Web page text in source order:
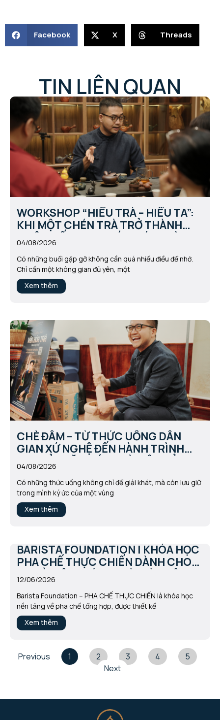
Facebook X Threads
TIN LIÊN QUAN
WORKSHOP “HIỂU TRÀ – HIỂU TA”:
KHI MỘT CHÉN TRÀ TRỞ THÀNH
CUỘC ĐỐI THOẠI VỚI CHÍNH MÌNH
04/08/2026
Có những buổi gặp gỡ không cần quá nhiều điều để nhớ.
Chỉ cần một không gian đủ yên, một
Xem thêm
CHÈ ĐÂM – TỪ THỨC UỐNG DÂN
GIAN XỨ NGHỆ ĐẾN HÀNH TRÌNH
LAN TỎA VĂN HÓA TRÀ VIỆT CỦA
CHAPA TEA
04/08/2026
Có những thức uống không chỉ để giải khát, mà còn lưu giữ
trong mình ký ức của một vùng
Xem thêm
BARISTA FOUNDATION | KHÓA HỌC
PHA CHẾ THỰC CHIẾN DÀNH CHO
NGƯỜI YÊU THÍCH TRÀ, CÀ PHÊ &
CHỦ QUÁN NƯỚC
12/06/2026
Barista Foundation – PHA CHẾ THỰC CHIẾN là khóa học
nền tảng về pha chế tổng hợp, được thiết kế
Xem thêm
Previous 1 2 3 4
5
Next